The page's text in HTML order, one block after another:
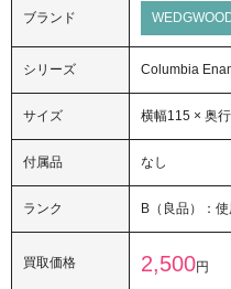
ブランド
シリーズ Columbia
サイズ 横幅115 × 奥
付属品 なし
ランク B（良品）：
買取価格 2,500円